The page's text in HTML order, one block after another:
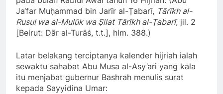
Ja‘far Muḥammad bin Jarīr al-Ṭabarī, Tārīkh al-
Rusul wa al-Mulūk wa Ṣilat Tārīkh al-Ṭabarī, jil. 2
[Beirut: Dār al-Turāṡ, t.t.], hlm. 388.)
Latar belakang terciptanya kalender hijriah ialah
sewaktu sahabat Abu Musa al-Asy’ari yang kala
itu menjabat gubernur Bashrah menulis surat
kepada Sayyidina Umar: